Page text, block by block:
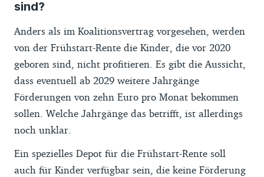
sind?
Anders als im Koalitionsvertrag vorgesehen, werden
von der Frühstart-Rente die Kinder, die vor 2020
geboren sind, nicht profitieren. Es gibt die Aussicht,
dass eventuell ab 2029 weitere Jahrgänge
Förderungen von zehn Euro pro Monat bekommen
sollen. Welche Jahrgänge das betrifft, ist allerdings
noch unklar.
Ein spezielles Depot für die Frühstart-Rente soll
auch für Kinder verfügbar sein, die keine Förderung